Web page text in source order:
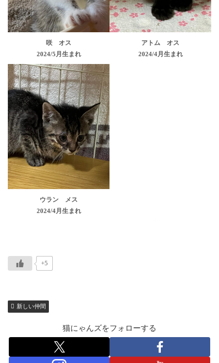
咲 オス
2024/5月生まれ
アトム オス
2024/4月生まれ
ウラン メス
2024/4月生まれ
+5
新しい仲間
猫にゃんズをフォローする